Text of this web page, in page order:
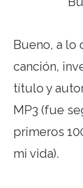
Bueno, a lo
canción,
título y
MP3 (fue
primeros
mi vida).